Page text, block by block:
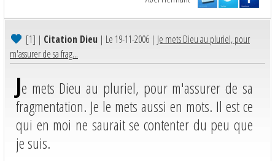
[1] | Citation Dieu | Le 19-11-2006 | Je mets Dieu au pluriel, pour
m'assurer de sa frag...
Je mets Dieu au pluriel, pour m'assurer de sa
fragmentation. Je le mets aussi en mots. Il est ce
qui en moi ne saurait se contenter du peu que
je suis.